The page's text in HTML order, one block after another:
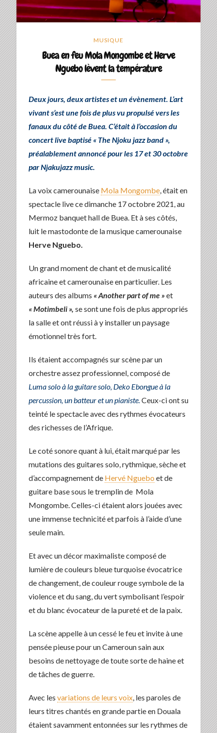
MUSIQUE
Buea en feu Mola Mongombe et Herve
Nguebo lèvent la température
Deux jours, deux artistes et un évènement. L’art
vivant s’est une fois de plus vu propulsé vers les
fanaux du côté de Buea. C’était à l’occasion du
concert live baptisé « The Njoku jazz band »,
préalablement annoncé pour les 17 et 30 octobre
par Njakujazz music.
La voix camerounaise Mola Mongombe, était en
spectacle live ce dimanche 17 octobre 2021, au
Mermoz banquet hall de Buea. Et à ses côtés,
luit le mastodonte de la musique camerounaise
Herve Nguebo.
Un grand moment de chant et de musicalité
africaine et camerounaise en particulier. Les
auteurs des albums « Another part of me »et
« Motimbeli », se sont une fois de plus appropriés
la salle et ont réussi à y installer un paysage
émotionnel très fort.
Ils étaient accompagnés sur scène par un
orchestre assez professionnel, composé de
Luma solo à la guitare solo, Deko Ebongue à la
percussion, un batteur et un pianiste.Ceux-ci ont su
teinté le spectacle avec des rythmes évocateurs
des richesses de l’Afrique.
Le coté sonore quant à lui, était marqué par les
mutations des guitares solo, rythmique, sèche et
d’accompagnement de Hervé Nguebo et de
guitare base sous le tremplin de Mola
Mongombe. Celles-ci étaient alors jouées avec
une immense technicité et parfois à l’aide d’une
seule main.
Et avec un décor maximaliste composé de
lumière de couleurs bleue turquoise évocatrice
de changement, de couleur rouge symbole de la
violence et du sang, du vert symbolisant l’espoir
et du blanc évocateur de la pureté et de la paix.
La scène appelle à un cessé le feu et invite à une
pensée pieuse pour un Cameroun sain aux
besoins de nettoyage de toute sorte de haine et
de tâches de guerre.
Avec les variations de leurs voix, les paroles de
leurs titres chantés en grande partie en Douala
étaient savamment entonnées sur les rythmes de